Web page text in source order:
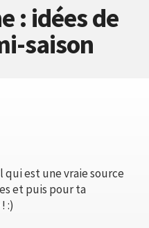
: idées de
saison
est une vraie source
et puis pour ta
:)